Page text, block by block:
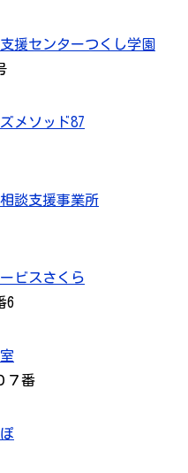
援センターつくし学園
メソッド87
談支援事業所
ビスさくら
6
７番